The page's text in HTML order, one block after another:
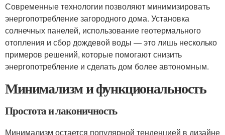
Современные технологии позволяют минимизировать
энергопотребление загородного дома. Установка
солнечных панелей, использование геотермального
отопления и сбор дождевой воды — это лишь несколько
примеров решений, которые помогают снизить
энергопотребление и сделать дом более автономным.
Минимализм и функциональность
Простота и лаконичность
Минимализм остается популярной тенденцией в дизайне